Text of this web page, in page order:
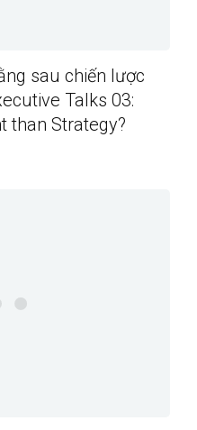
sau chiến lược
Talks 03:
than Strategy?